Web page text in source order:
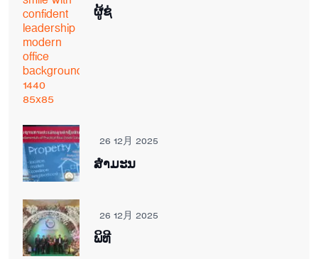
ຜູ້ຊ່
26 12月 2025
ສຳມະນ
26 12月 2025
ພິ​ທີ